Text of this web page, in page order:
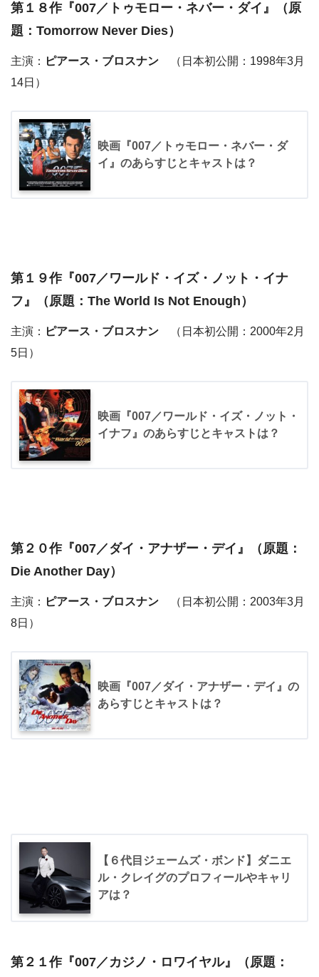
第１８作『007／トゥモロー・ネバー・ダイ 』（原
題：Tomorrow Never Dies）
主演： ピアース・ブロスナン （日本初公開：1998年3月
14日）
映画『007／トゥモロー・ネバー・ダ
イ』のあらすじとキャストは？
第１９作『007／ワールド・イズ・ノット・イナ
フ 』（原題：The World Is Not Enough）
主演： ピアース・ブロスナン （日本初公開：2000年2月
5日）
映画『007／ワールド・イズ・ノット・
イナフ』のあらすじとキャストは？
第２０作『007／ダイ・アナザー・デイ 』（原題：
Die Another Day）
主演： ピアース・ブロスナン （日本初公開：2003年3月
8日）
映画『007／ダイ・アナザー・デイ』の
あらすじとキャストは？
【６代目ジェームズ・ボンド】ダニエ
ル・クレイグのプロフィールやキャリ
アは？
第２１作『007／カジノ・ロワイヤル』（原題：